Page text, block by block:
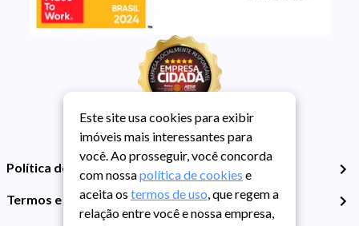
Política de Privacidade
Termos e Condições de Uso
Este site usa cookies para exibir
imóveis mais interessantes para
você. Ao prosseguir, você concorda
com nossapolítica de cookies e
aceita os termos de uso, que regem a
relação entre você e nossa empresa,